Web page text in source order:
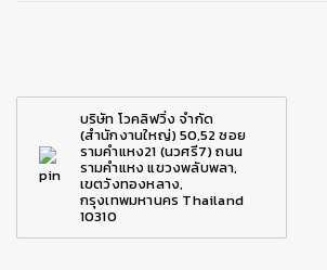
บริษัท โวคลิฟวิ่ง จำกัด
(สำนักงานใหญ่) 50,52 ซอย
รามคำแหง21 (นวศรี7) ถนน
รามคำแหง แขวงพลับพลา,
เขตวังทองหลาง,
กรุงเทพมหานคร Thailand
10310